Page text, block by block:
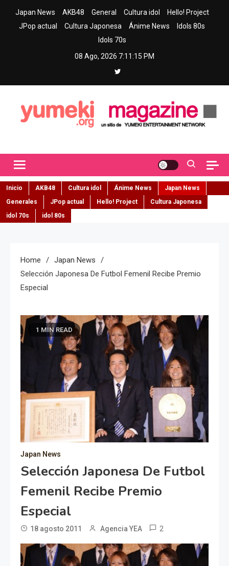
Japan News AKB48 General Cultura idol
Hello! Project
JPop actual
Cultura Japonesa Ánime News
Idols 80s
Idols 70s
08 Ago, 2026 7:11:16 PM
Inicio AKB48 Cultura idol Ánime News
Japan News
Generales
JPop actual Hello! Project
Cultura Japonesa
idol 70s
idol 80s
Home
Japan News
Selección Japonesa De Futbol Femenil Recibe Premio
Especial
1 MIN READ
Japan News
Selección Japonesa De Futbol
Femenil Recibe Premio
Especial
18 agosto 2011 Agencia YEA 2